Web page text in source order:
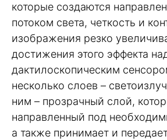
которые создаются
потоком света, четкость и
изображения резко
достижения этого эффекта
дактилоскопическим
несколько слоев –
ним – прозрачный слой,
направленный под
а также принимает и